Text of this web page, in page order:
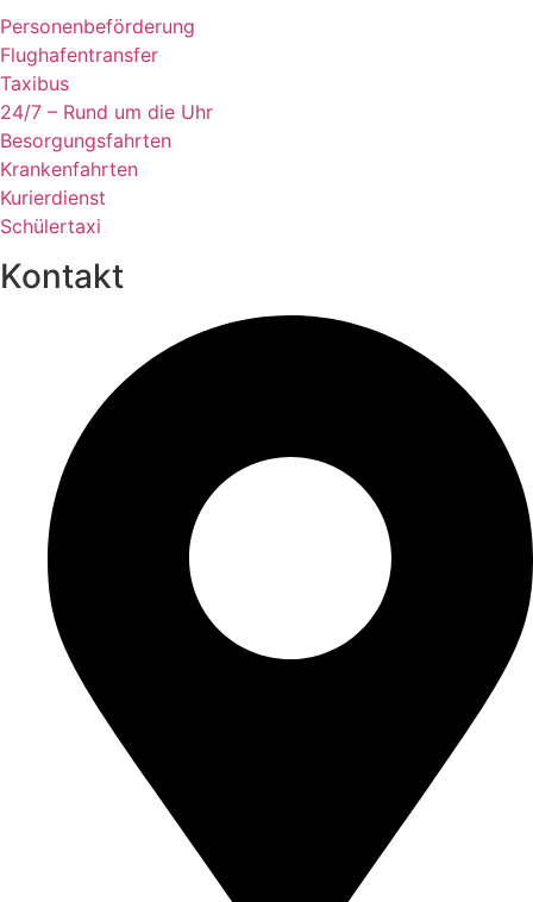
Personenbeförderung
Flughafentransfer
Taxibus
24/7 – Rund um die Uhr
Besorgungsfahrten
Krankenfahrten
Kurierdienst
Schülertaxi
Kontakt